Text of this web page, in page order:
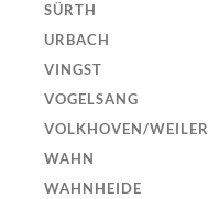
SÜRTH
URBACH
VINGST
VOGELSANG
VOLKHOVEN/WEILER
WAHN
WAHNHEIDE